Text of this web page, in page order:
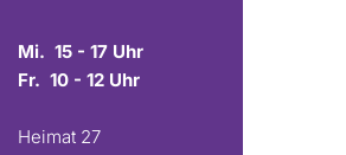
Mi. 15 - 17 Uhr
Fr. 10 - 12 Uhr
Heimat 27